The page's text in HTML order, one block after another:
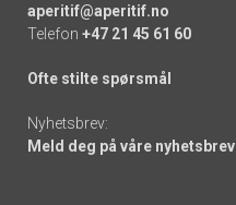
aperitif@aperitif.no
Telefon +47 21 45 61 60
Ofte stilte spørsmål
Nyhetsbrev:
Meld deg på våre nyhetsbrev